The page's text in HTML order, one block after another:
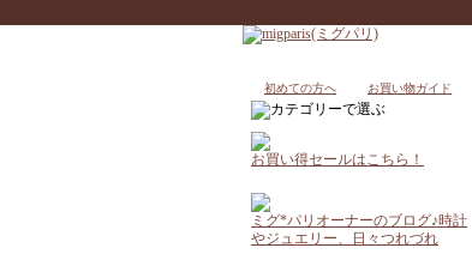
初めての方へ お買い物ガイド
お買い得セールはこちら！
ミグ*パリオーナーのブログ♪時計
やジュエリー、日々つれづれ